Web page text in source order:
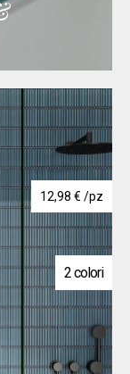
12,98 € /pz
2 colori